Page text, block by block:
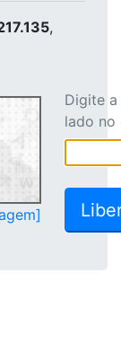
,
Digite
lado no